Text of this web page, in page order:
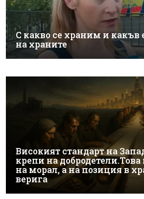
С какво се храним и какъв
на храните
Високият стандарт на
крепи на добродетели.Това
на морал, а на позиция в
верига